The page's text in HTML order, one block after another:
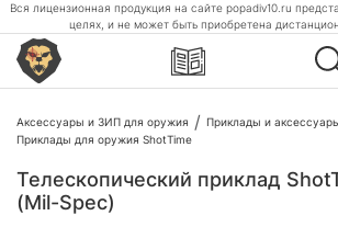
Вся лицензионная продукция на сайте popadiv10.ru
целях, и не может быть приобретена
Аксессуары и ЗИП для оружия
Приклады и
Приклады для оружия ShotTime
Телескопический приклад
(Mil-Spec)